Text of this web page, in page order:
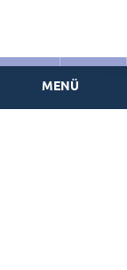
Thieme
MENÜ